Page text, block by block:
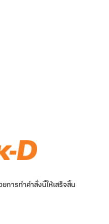
ารทำคำสั่งนี้ให้เสร็จสิ้น